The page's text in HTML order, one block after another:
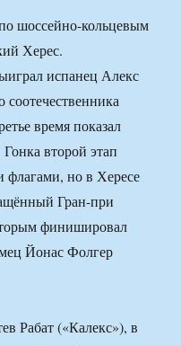
шоссейно-кольцевым
Херес.
испанец Алекс
время показал
второй этап
флагами, но в Хересе
Гран-при
финишировал
Йонас Фолгер
Рабат («Калекс»), в